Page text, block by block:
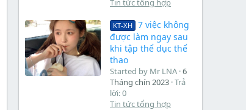
Tin tức tổng hợp
KT-XH
7 việc không
được làm ngay sau
khi tập thể dục thể
thao
Started by Mr LNA 6
Tháng chín 2023 Trả
lời: 0
Tin tức tổng hợp